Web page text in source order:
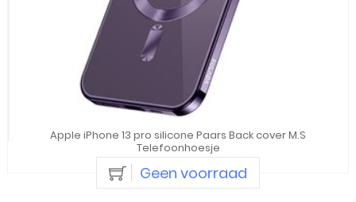
Apple iPhone 13 pro silicone Paars Back cover M.S
Telefoonhoesje
Geen voorraad